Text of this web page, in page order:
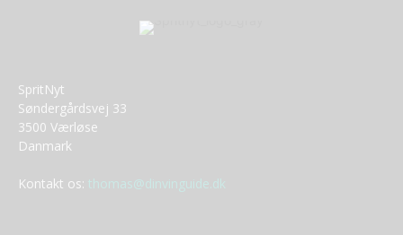
SpritNyt
Søndergårdsvej 33
3500 Værløse
Danmark
Kontakt os: